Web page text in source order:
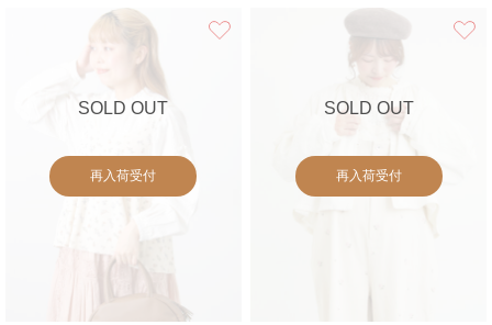
SOLD OUT
再入荷受付
SOLD OUT
再入荷受付